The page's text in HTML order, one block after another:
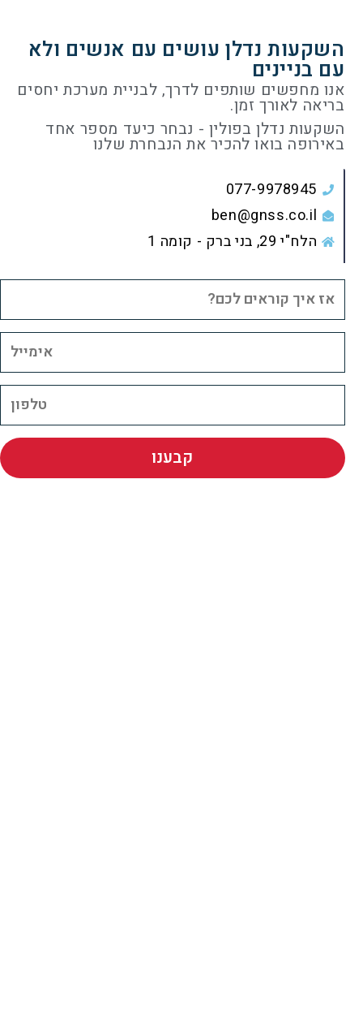
השקעות נדלן עושים עם אנשים ולא
עם בניינים​
אנו מחפשים שותפים לדרך, לבניית מערכת יחסים
בריאה לאורך זמן.
השקעות נדלן בפולין - נבחר כיעד מספר אחד
באירופה בואו להכיר את הנבחרת שלנו
077-9978945
ben@gnss.co.il
הלח"י 29, בני ברק - קומה 1